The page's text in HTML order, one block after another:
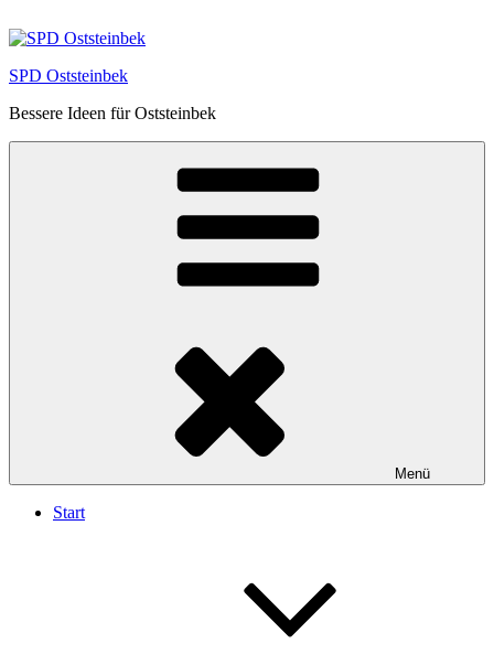
Inhalt
SPD Oststeinbek
Bessere Ideen für Oststeinbek
Menü
Start